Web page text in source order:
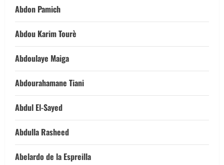
Abdon Pamich
Abdou Karim Tourè
Abdoulaye Maiga
Abdourahamane Tiani
Abdul El-Sayed
Abdulla Rasheed
Abelardo de la Espreilla